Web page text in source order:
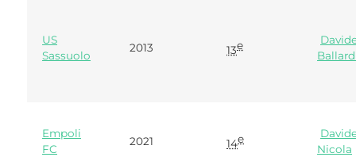
US
Sassuolo
2013 13e
Empoli
FC
2021 14e
Nicola